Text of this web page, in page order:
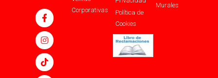
Corporativas
Política de
Cookies
Murales